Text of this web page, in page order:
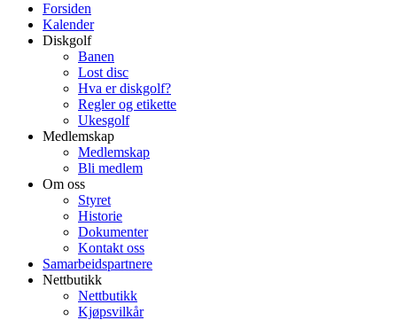
Forsiden
Kalender
Diskgolf
Banen
Lost disc
Hva er diskgolf?
Regler og etikette
Ukesgolf
Medlemskap
Medlemskap
Bli medlem
Om oss
Styret
Historie
Dokumenter
Kontakt oss
Samarbeidspartnere
Nettbutikk
Nettbutikk
Kjøpsvilkår